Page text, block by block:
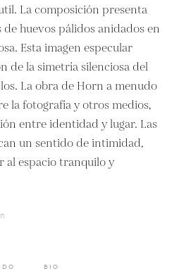
La composición presenta
huevos pálidos anidados en
Esta imagen especular
de la simetría silenciosa del
La obra de Horn a menudo
la fotografía y otros medios,
entre identidad y lugar. Las
un sentido de intimidad,
al espacio tranquilo y
BIO